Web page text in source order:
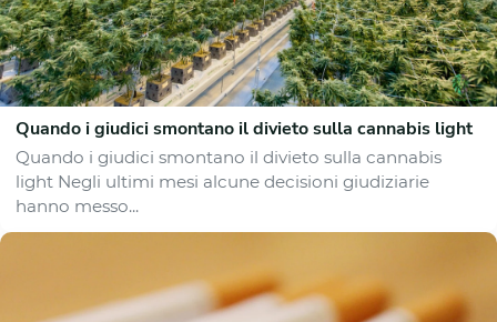
Quando i giudici smontano il divieto sulla cannabis light
Quando i giudici smontano il divieto sulla cannabis
light Negli ultimi mesi alcune decisioni giudiziarie
hanno messo...